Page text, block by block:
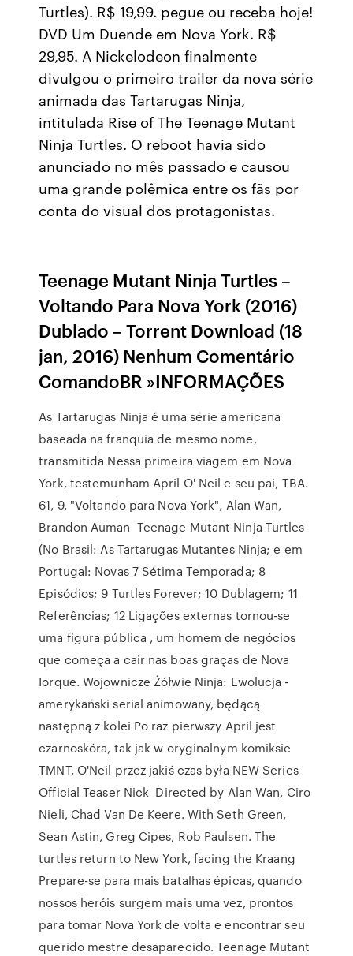
Turtles). R$ 19,99. pegue ou receba hoje!
DVD Um Duende em Nova York. R$
29,95. A Nickelodeon finalmente
divulgou o primeiro trailer da nova série
animada das Tartarugas Ninja,
intitulada Rise of The Teenage Mutant
Ninja Turtles. O reboot havia sido
anunciado no mês passado e causou
uma grande polêmica entre os fãs por
conta do visual dos protagonistas.
Teenage Mutant Ninja Turtles –
Voltando Para Nova York (2016)
Dublado – Torrent Download (18
jan, 2016) Nenhum Comentário
ComandoBR »INFORMAÇÕES
As Tartarugas Ninja é uma série americana
baseada na franquia de mesmo nome,
transmitida Nessa primeira viagem em Nova
York, testemunham April O' Neil e seu pai, TBA.
61, 9, "Voltando para Nova York", Alan Wan,
Brandon Auman Teenage Mutant Ninja Turtles
(No Brasil: As Tartarugas Mutantes Ninja; e em
Portugal: Novas 7 Sétima Temporada; 8
Episódios; 9 Turtles Forever; 10 Dublagem; 11
Referências; 12 Ligações externas tornou-se
uma figura pública , um homem de negócios
que começa a cair nas boas graças de Nova
Iorque. Wojownicze Żółwie Ninja: Ewolucja -
amerykański serial animowany, będącą
następną z kolei Po raz pierwszy April jest
czarnoskóra, tak jak w oryginalnym komiksie
TMNT, O'Neil przez jakiś czas była NEW Series
Official Teaser Nick Directed by Alan Wan, Ciro
Nieli, Chad Van De Keere. With Seth Green,
Sean Astin, Greg Cipes, Rob Paulsen. The
turtles return to New York, facing the Kraang
Prepare-se para mais batalhas épicas, quando
nossos heróis surgem mais uma vez, prontos
para tomar Nova York de volta e encontrar seu
querido mestre desaparecido. Teenage Mutant